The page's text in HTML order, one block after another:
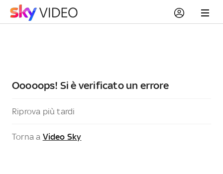
Ooooops! Si è verificato un errore
Riprova più tardi
Torna a Video Sky